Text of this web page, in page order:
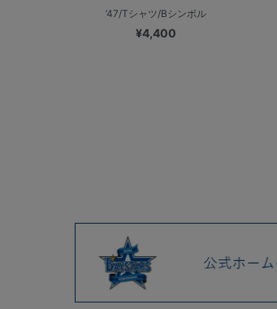
’47/Tシャツ/Bシンボル
¥4,400